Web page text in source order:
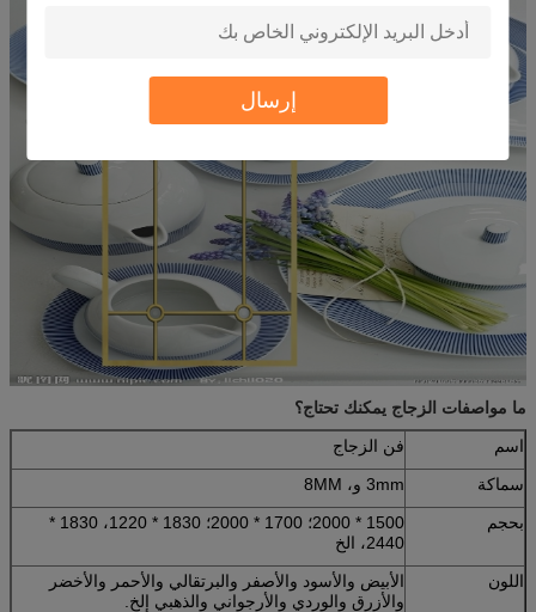
إرسال
ما مواصفات الزجاج يمكنك تحتاج؟
اسم
فن الزجاج
سماكة
3mm و، 8MM
بحجم
1500 * 2000؛ 1700 * 2000؛ 1830 * 1220، 1830 *
2440، الخ
اللون
الأبيض والأسود والأصفر والبرتقالي والأحمر والأخضر
والأزرق والوردي والأرجواني والذهبي إلخ.